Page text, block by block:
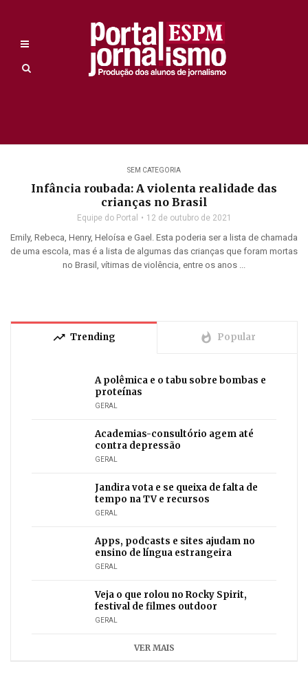
SEM CATEGORIA
Infância roubada: A violenta realidade das
crianças no Brasil
Equipe do Portal 12 de outubro de 2021
Emily, Rebeca, Henry, Heloísa e Gael. Esta poderia ser a lista de chamada
de uma escola, mas é a lista de algumas das crianças que foram mortas
no Brasil, vítimas de violência, entre os anos ...
trending_up Trending whatshot Popular
A polêmica e o tabu sobre bombas e
proteínas
GERAL
Academias-consultório agem até
contra depressão
GERAL
Jandira vota e se queixa de falta de
tempo na TV e recursos
GERAL
Apps, podcasts e sites ajudam no
ensino de língua estrangeira
GERAL
Veja o que rolou no Rocky Spirit,
festival de filmes outdoor
GERAL
VER MAIS